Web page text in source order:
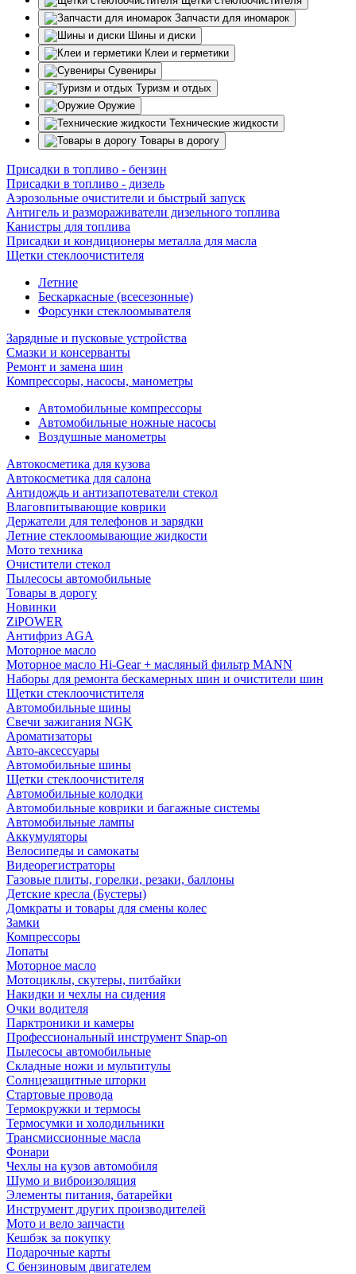
Запчасти для иномарок
Шины и диски
Клеи и герметики
Сувениры
Туризм и отдых
Оружие
Технические жидкости
Товары в дорогу
Присадки в топливо - бензин
Присадки в топливо - дизель
Аэрозольные очистители и быстрый запуск
Антигель и размораживатели дизельного топлива
Канистры для топлива
Присадки и кондиционеры металла для масла
Щетки стеклоочистителя
Летние
Бескаркасные (всесезонные)
Форсунки стеклоомывателя
Зарядные и пусковые устройства
Смазки и консерванты
Ремонт и замена шин
Компрессоры, насосы, манометры
Автомобильные компрессоры
Автомобильные ножные насосы
Воздушные манометры
Автокосметика для кузова
Автокосметика для салона
Антидождь и антизапотеватели стекол
Влаговпитывающие коврики
Держатели для телефонов и зарядки
Летние стеклоомывающие жидкости
Мото техника
Очистители стекол
Пылесосы автомобильные
Товары в дорогу
Новинки
ZiPOWER
Антифриз AGA
Моторное масло
Моторное масло Hi-Gear + масляный фильтр MANN
Наборы для ремонта бескамерных шин и очистители шин
Щетки стеклоочистителя
Автомобильные шины
Свечи зажигания NGK
Ароматизаторы
Авто-аксессуары
Автомобильные шины
Щетки стеклоочистителя
Автомобильные колодки
Автомобильные коврики и багажные системы
Автомобильные лампы
Аккумуляторы
Велосипеды и самокаты
Видеорегистраторы
Газовые плиты, горелки, резаки, баллоны
Детские кресла (Бустеры)
Домкраты и товары для смены колес
Замки
Компрессоры
Лопаты
Моторное масло
Мотоциклы, скутеры, питбайки
Накидки и чехлы на сидения
Очки водителя
Парктроники и камеры
Профессиональный инструмент Snap-on
Пылесосы автомобильные
Складные ножи и мультитулы
Солнцезащитные шторки
Стартовые провода
Термокружки и термосы
Термосумки и холодильники
Трансмиссионные масла
Фонари
Чехлы на кузов автомобиля
Шумо и виброизоляция
Элементы питания, батарейки
Инструмент других производителей
Мото и вело запчасти
Кешбэк за покупку
Подарочные карты
С бензиновым двигателем